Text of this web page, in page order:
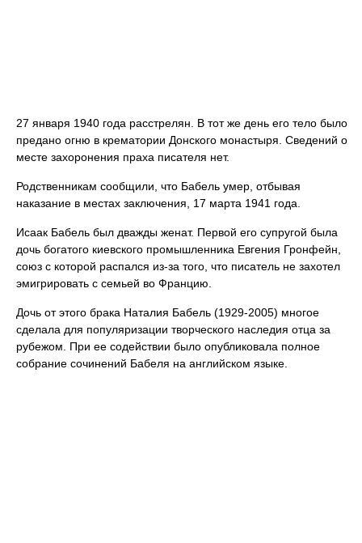
27 января 1940 года расстрелян. В тот же день его тело было
предано огню в крематории Донского монастыря. Сведений о
месте захоронения праха писателя нет.
Родственникам сообщили, что Бабель умер, отбывая
наказание в местах заключения, 17 марта 1941 года.
Исаак Бабель был дважды женат. Первой его супругой была
дочь богатого киевского промышленника Евгения Гронфейн,
союз с которой распался из-за того, что писатель не захотел
эмигрировать с семьей во Францию.
Дочь от этого брака Наталия Бабель (1929-2005) многое
сделала для популяризации творческого наследия отца за
рубежом. При ее содействии было опубликовала полное
собрание сочинений Бабеля на английском языке.